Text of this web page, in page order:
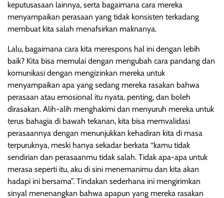
keputusasaan lainnya, serta bagaimana cara mereka
menyampaikan perasaan yang tidak konsisten terkadang
membuat kita salah menafsirkan maknanya.
Lalu, bagaimana cara kita merespons hal ini dengan lebih
baik? Kita bisa memulai dengan mengubah cara pandang dan
komunikasi dengan mengizinkan mereka untuk
menyampaikan apa yang sedang mereka rasakan bahwa
perasaan atau emosional itu nyata, penting, dan boleh
dirasakan. Alih-alih menghakimi dan menyuruh mereka untuk
terus bahagia di bawah tekanan, kita bisa memvalidasi
perasaannya dengan menunjukkan kehadiran kita di masa
terpuruknya, meski hanya sekadar berkata “kamu tidak
sendirian dan perasaanmu tidak salah. Tidak apa-apa untuk
merasa seperti itu, aku di sini menemanimu dan kita akan
hadapi ini bersama”. Tindakan sederhana ini mengirimkan
sinyal menenangkan bahwa apapun yang mereka rasakan